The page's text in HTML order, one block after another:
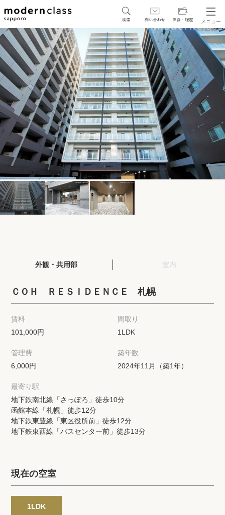
メニュー
SEARCH
地図から探す 駅・路線から探す
区から探す
人気エリアから探す
アクセスランキング
保存した検索条件
店舗紹介
希望条件を伝えてプロに探してもらう
来店予約
高級賃貸物件コラム
高級賃貸物件トピック 会社概要
商標について
外観・共用部 室内
ＣＯＨ ＲＥＳＩＤＥＮＣＥ 札幌
賃料
101,000円
間取り
1LDK
管理費
6,000円
築年数
2024年11月（築1年）
最寄り駅
地下鉄南北線「さっぽろ」徒歩10分
函館本線「札幌」徒歩12分
地下鉄東豊線「東区役所前」徒歩12分
地下鉄東西線「バスセンター前」徒歩13分
現在の空室
1LDK